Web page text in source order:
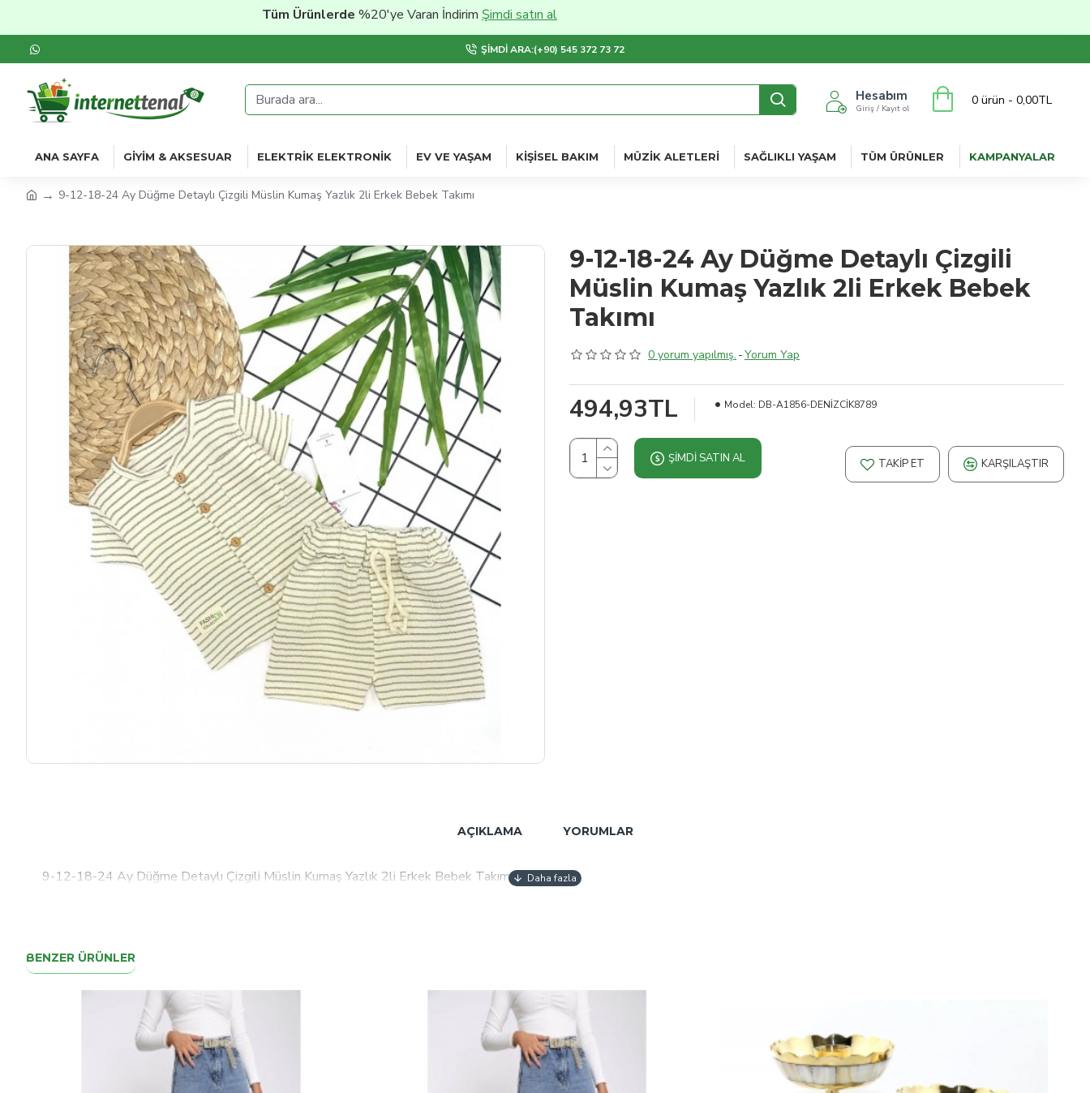
Tüm Ürünlerde%20'ye Varan İndirimŞimdi satın al
ŞIMDI ARA:(+90) 545 372 73 72
Hesabım
Giriş / Kayıt ol
0 ürün - 0,00TL
ANA SAYFA GIYIM & AKSESUAR ELEKTRIK ELEKTRONIK EV VE YAŞAM KIŞISEL BAKIM MÜZIK ALETLERI SAĞLIKLI YAŞAM TÜM ÜRÜNLER KAMPANYALAR
9-12-18-24 Ay Düğme Detaylı Çizgili Müslin Kumaş Yazlık 2li Erkek Bebek Takımı
9-12-18-24 Ay Düğme Detaylı Çizgili
Müslin Kumaş Yazlık 2li Erkek Bebek
Takımı
0 yorum yapılmış. -Yorum Yap
494,93TL Model: DB-A1856-DENİZCİK8789
ŞIMDI SATIN AL TAKIP ET KARŞILAŞTIR
AÇIKLAMA YORUMLAR
9-12-18-24 Ay Düğme Detaylı Çizgili Müslin Kumaş Yazlık 2li Erkek Bebek Takımı
BENZER ÜRÜNLER